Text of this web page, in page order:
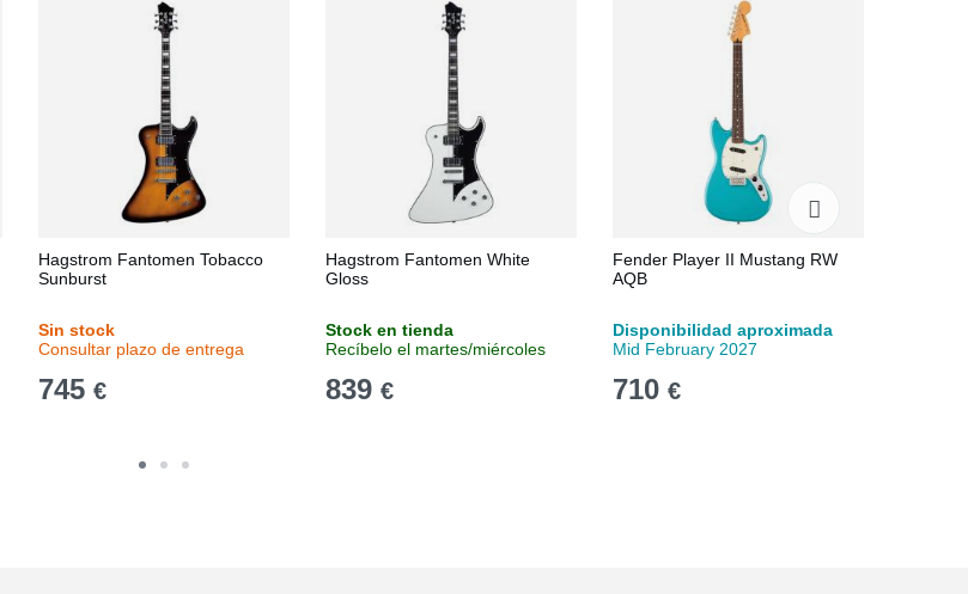
Hagstrom Fantomen Tobacco
Sunburst
Sin stock
Consultar plazo de entrega
745 €
Hagstrom Fantomen White
Gloss
Stock en tienda
Recíbelo el martes/miércoles
839 €
Fender Player II Mustang RW
AQB
Disponibilidad aproximada
Mid February 2027
710 €